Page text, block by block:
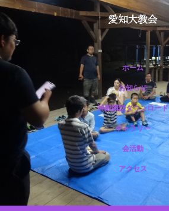
保護中: R188 12月祭典講話（市野光
ホーム
お知らせ
神殿講話ダウンロード
ギャラリー
会活動
アクセス